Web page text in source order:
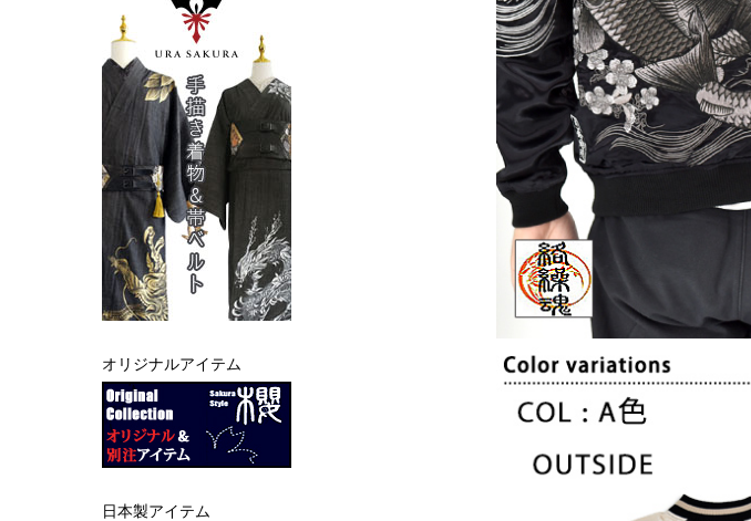
オリジナルアイテム
日本製アイテム